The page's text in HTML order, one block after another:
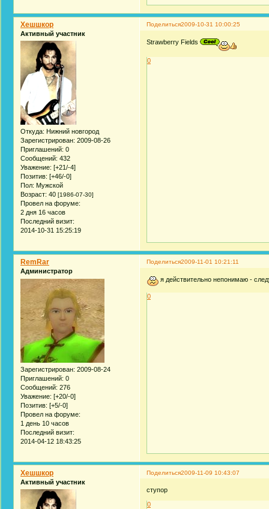
Поделиться2009-10-31 10:00:25
Хешшкор
Активный участник
Откуда: Нижний новгород
Зарегистрирован: 2009-08-26
Приглашений: 0
Сообщений: 432
Уважение: [+21/-4]
Позитив: [+46/-0]
Пол: Мужской
Возраст: 40 [1986-07-30]
Провел на форуме:
2 дня 16 часов
Последний визит:
2014-10-31 15:25:19
Strawberry Fields
0
Поделиться2009-11-01 10:21:11
RemRar
Администратор
Зарегистрирован: 2009-08-24
Приглашений: 0
Сообщений: 276
Уважение: [+20/-0]
Позитив: [+5/-0]
Провел на форуме:
1 день 10 часов
Последний визит:
2014-04-12 18:43:25
я действительно непонимаю -
0
Поделиться2009-11-09 10:43:07
Хешшкор
Активный участник
ступор
0